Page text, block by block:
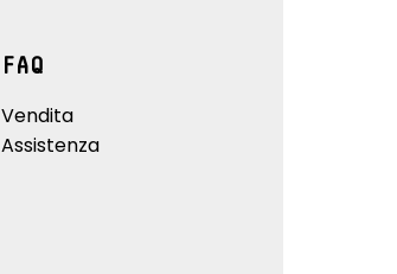
FAQ
Vendita
Assistenza